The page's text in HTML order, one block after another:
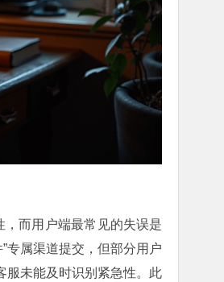
而用户端最常见的失误是
专属渠道提交，但部分用户
服未能及时识别紧急性。此